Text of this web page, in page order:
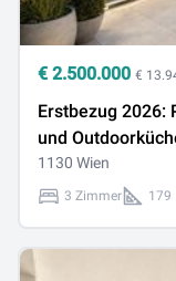
€ 2.500.000 €
Erstbezug 2026:
und
1130 Wien
3 Zimmer 179